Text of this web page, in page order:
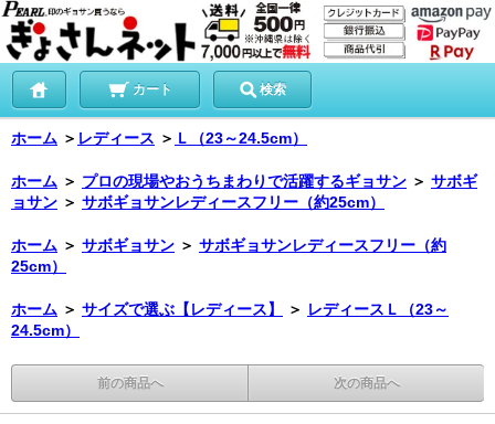
カート 検索
ホーム ＞ レディース ＞ Ｌ（23～24.5cm）
ホーム ＞ プロの現場やおうちまわりで活躍するギョサン ＞ サボギ
ョサン ＞ サボギョサンレディースフリー（約25cm）
ホーム ＞ サボギョサン ＞ サボギョサンレディースフリー（約
25cm）
ホーム ＞ サイズで選ぶ【レディース】 ＞ レディースＬ（23～
24.5cm）
前の商品へ 次の商品へ